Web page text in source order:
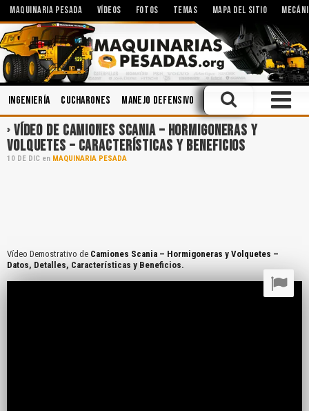
MAQUINARIA PESADA VÍDEOS FOTOS TEMAS MAPA DEL SITIO
Ingeniería Cucharones Manejo Defensivo Topografía
VÍDEO DE CAMIONES SCANIA – HORMIGONERAS Y
VOLQUETES – CARACTERÍSTICAS Y BENEFICIOS
10 DE DIC en MAQUINARIA PESADA
Vídeo Demostrativo de Camiones Scania – Hormigoneras y Volquetes –
Datos, Detalles, Características y Beneficios.